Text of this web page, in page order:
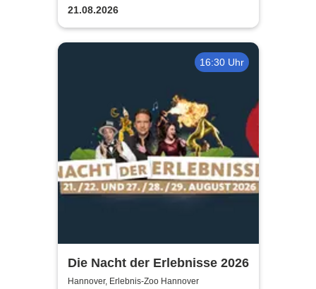
Ein Immersives Abenteuer
21.08.2026
16:30 Uhr
Die Nacht der Erlebnisse 2026
Hannover, Erlebnis-Zoo Hannover